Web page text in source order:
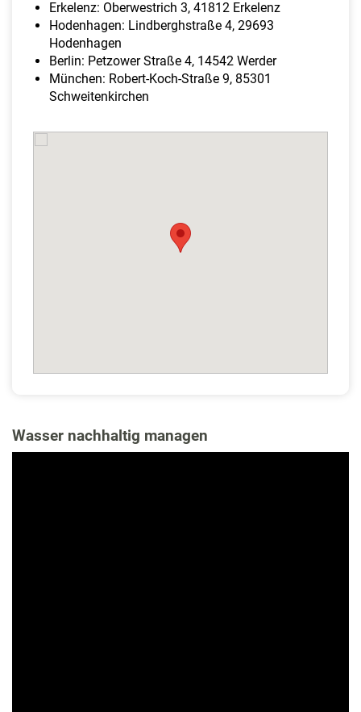
Erkelenz: Oberwestrich 3, 41812 Erkelenz
Hodenhagen: Lindberghstraße 4, 29693
Hodenhagen
Berlin: Petzower Straße 4, 14542 Werder
München: Robert-Koch-Straße 9, 85301
Schweitenkirchen
Wasser nachhaltig managen